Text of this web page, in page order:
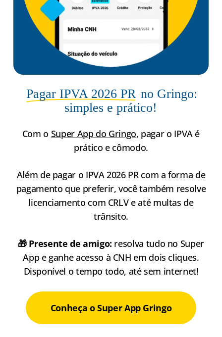
Pagar IPVA 2026 PR no Gringo:
simples e prático!
Com o Super App do Gringo, pagar o IPVA é
prático e cômodo.
Além de pagar o IPVA 2026 PR com a forma de
pagamento que preferir, você também resolve
licenciamento com CRLV e até multas de
trânsito.
🎁 Presente de amigo: resolva tudo no Super
App e ganhe acesso à CNH em dois cliques.
Disponível o tempo todo, até sem internet!
Conheça o Super App Gringo